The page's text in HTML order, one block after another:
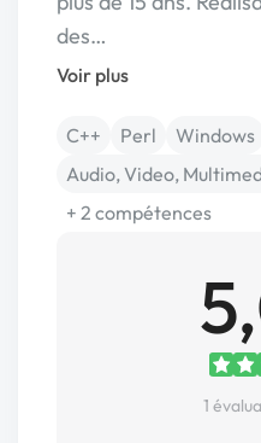
des…
Voir plus
C++ Perl
Windows
Audio, Video,
+ 2 compétences
1